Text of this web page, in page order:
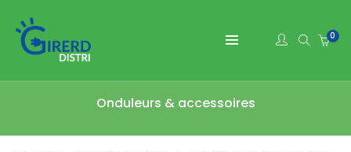
0
Onduleurs & accessoires